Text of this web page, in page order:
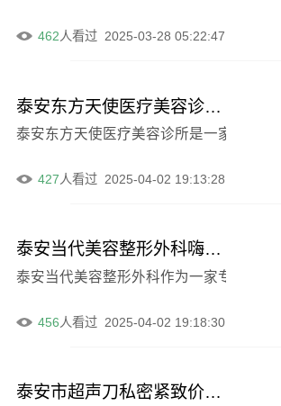
2025-03-28 05:22:47
462人看过
泰安东方天使医疗美容诊所是否正规-价格表2024与专家一览
2025-04-02 19:13:28
427人看过
泰安当代美容整形外科嗨体祛颈纹效果如何本院资料
泰安当代美容整形外科作为一家专业的
2025-04-02 19:18:30
456人看过
泰安市超声刀私密紧致价格表2024年官方靠谱预知-泰安市超声刀私密紧致价格行情介绍